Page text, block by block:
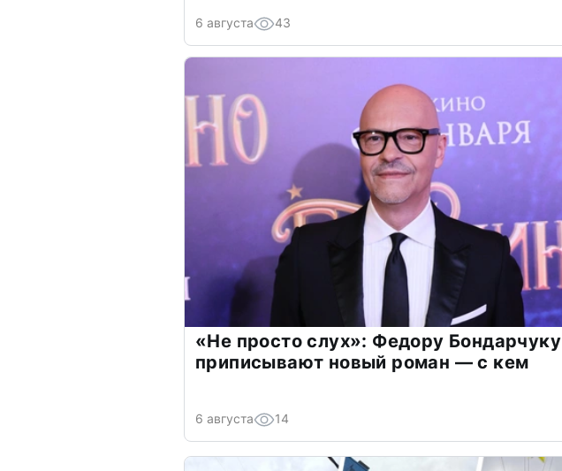
6 августа 43
«Не просто слух»: Федору Бондарчуку
приписывают новый роман — с кем
6 августа 14